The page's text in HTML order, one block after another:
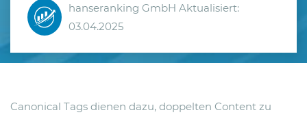
hanseranking GmbH Aktualisiert:
03.04.2025
Canonical Tags dienen dazu, doppelten Content zu